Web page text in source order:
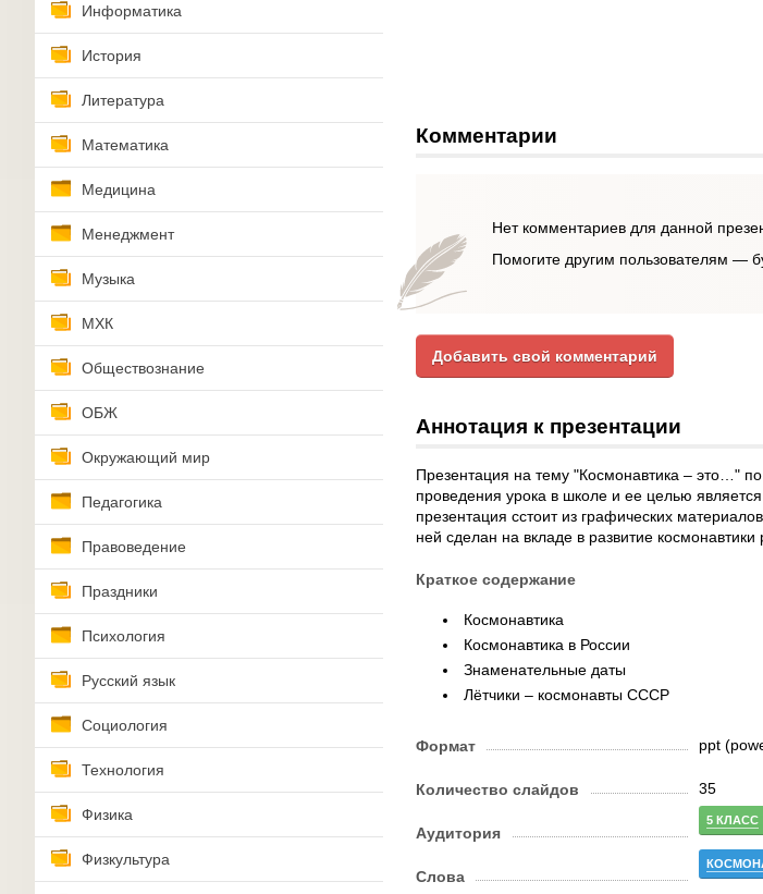
Информатика
История
Литература
Математика
Медицина
Менеджмент
Музыка
МХК
Обществознание
ОБЖ
Окружающий мир
Педагогика
Правоведение
Праздники
Психология
Русский язык
Социология
Технология
Физика
Физкультура
Комментарии
Нет комментариев для данной
Помогите другим пользователям —
Добавить свой комментарий
Аннотация к презентации
Презентация на тему "Космонавтика – это…"
проведения урока в школе и ее целью
презентация сстоит из графических
ней сделан на вкладе в развитие космонавтики
Краткое содержание
Космонавтика
Космонавтика в России
Знаменательные даты
Лётчики – космонавты СССР
Формат ppt
Количество слайдов 35
Аудитория
5 КЛАСС
Слова